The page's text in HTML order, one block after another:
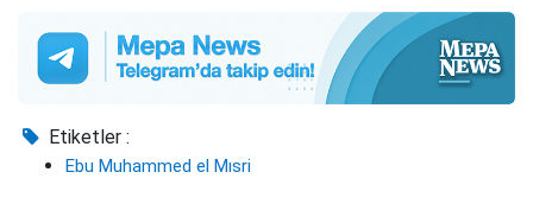
Etiketler :
Ebu Muhammed el Mısri